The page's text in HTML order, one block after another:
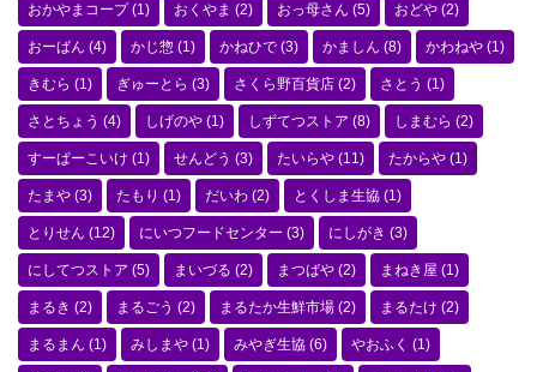
おかやまコープ(1) おくやま (2) おっ母さん (5) おどや (2)
おーばん (4) かじ惣 (1) かねひで (3) かましん (8) かわねや (1)
きむら (1) ぎゅーとら (3) さくら野百貨店 (2) さとう (1)
さとちょう (4) しげのや (1) しずてつストア (8) しまむら (2)
すーぱーこいけ (1) せんどう (3) たいらや (11) たからや (1)
たまや (3) たもり (1) だいわ (2) とくしま生協 (1)
とりせん (12) にいつフードセンター (3) にしがき (3)
にしてつストア (5) まいづる (2) まつばや (2) まねき屋 (1)
まるき (2) まるごう (2) まるたか生鮮市場 (2) まるたけ (2)
まるまん (1) みしまや (1) みやぎ生協 (6) やおふく (1)